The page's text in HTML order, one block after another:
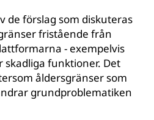
de förslag som diskuteras
fristående från
- exempelvis
skadliga funktioner. Det
åldersgränser som
grundproblematiken